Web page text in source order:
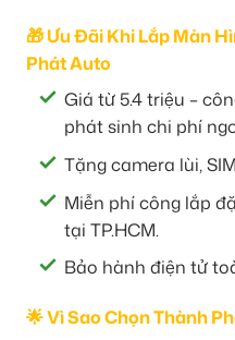
🎁 Ưu Đãi Khi Lắp Màn
Phát Auto
Giá từ 5.4 triệu –
phát sinh chi phí
Tặng camera lùi,
Miễn phí công lắp
tại TP.HCM.
Bảo hành điện tử
🌟 Vì Sao Chọn Thành